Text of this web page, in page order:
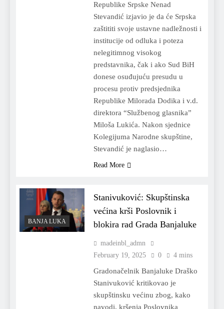
Republike Srpske Nenad
Stevandić izjavio je da će Srpska
zaštititi svoje ustavne nadležnosti i
institucije od odluka i poteza
nelegitimnog visokog
predstavnika, čak i ako Sud BiH
donese osuđujuću presudu u
procesu protiv predsjednika
Republike Milorada Dodika i v.d.
direktora “Službenog glasnika”
Miloša Lukića. Nakon sjednice
Kolegijuma Narodne skupštine,
Stevandić je naglasio…
Read More
BANJA LUKA
Stanivuković: Skupštinska
većina krši Poslovnik i
blokira rad Grada Banjaluke
madeinbl_admn
February 19, 2025
0 4 mins
Gradonačelnik Banjaluke Draško
Stanivuković kritikovao je
skupštinsku većinu zbog, kako
navodi, kršenja Poslovnika